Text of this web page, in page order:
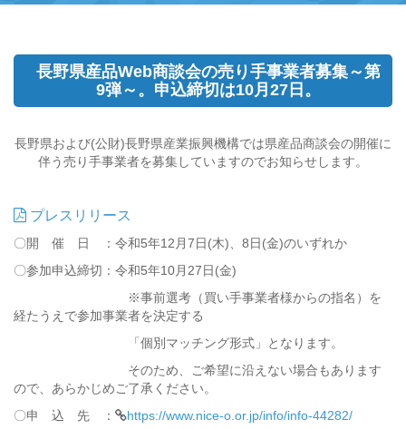
長野県産品Web商談会の売り手事業者募集～第
9弾～。申込締切は10月27日。
長野県および(公財)長野県産業振興機構では県産品商談会の開催に
伴う売り手事業者を募集していますのでお知らせします。
プレスリリース
〇開 催 日 ：令和5年12月7日(木)、8日(金)のいずれか
〇参加申込締切：令和5年10月27日(金)
※事前選考（買い手事業者様からの指名）を
経たうえで参加事業者を決定する
「個別マッチング形式」となります。
そのため、ご希望に沿えない場合もあります
ので、あらかじめご了承ください。
〇申 込 先 ：
https://www.nice-o.or.jp/info/info-44282/